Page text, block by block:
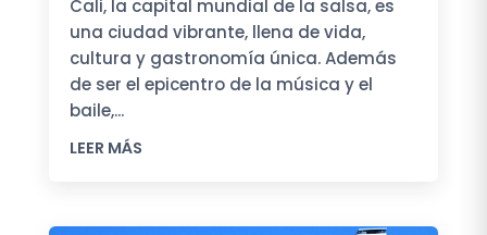
Cali, la capital mundial de la salsa, es
una ciudad vibrante, llena de vida,
cultura y gastronomía única. Además
de ser el epicentro de la música y el
baile,...
LEER MÁS